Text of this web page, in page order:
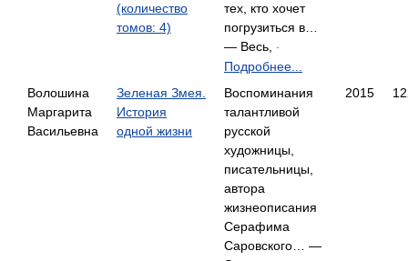
(количество
томов: 4)
тех, кто хочет
погрузиться в…
— Весь,
-
Подробнее...
Волошина
Маргарита
Васильевна
Зеленая Змея.
История
одной жизни
Воспоминания
талантливой
русской
художницы,
писательницы,
автора
жизнеописания
Серафима
Саровского… —
2015